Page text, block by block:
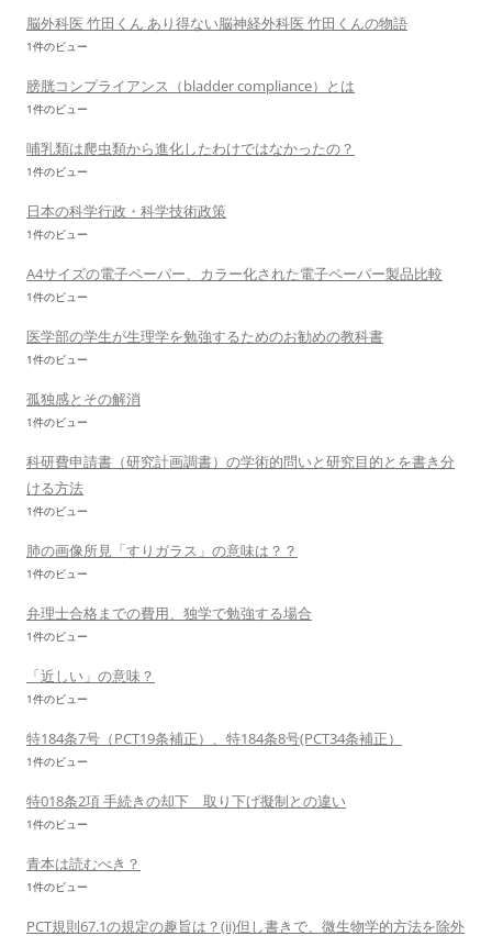
脳外科医 竹田くん あり得ない脳神経外科医 竹田くんの物語
1件のビュー
膀胱コンプライアンス（bladder compliance）とは
1件のビュー
哺乳類は爬虫類から進化したわけではなかったの？
1件のビュー
日本の科学行政・科学技術政策
1件のビュー
A4サイズの電子ペーパー、カラー化された電子ペーパー製品比較
1件のビュー
医学部の学生が生理学を勉強するためのお勧めの教科書
1件のビュー
孤独感とその解消
1件のビュー
科研費申請書（研究計画調書）の学術的問いと研究目的とを書き分
ける方法
1件のビュー
肺の画像所見「すりガラス」の意味は？？
1件のビュー
弁理士合格までの費用、独学で勉強する場合
1件のビュー
「近しい」の意味？
1件のビュー
特184条7号（PCT19条補正）、特184条8号(PCT34条補正）
1件のビュー
特018条2項 手続きの却下 取り下げ擬制との違い
1件のビュー
青本は読むべき？
1件のビュー
PCT規則67.1の規定の趣旨は？(ii)但し書きで、微生物学的方法を除外